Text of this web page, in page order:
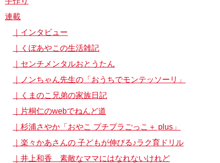
連載
｜インタビュー
｜くぼあやこの生活雑記
｜センチメンタルおとうたん
｜ノンちゃん先生の「おうちでモンテッソーリ」
｜くまのこ兄弟の家族日記
｜片桐仁のwebでねんど道
｜杉浦さやか「おやこ プチプラごっこ＋ plus」
｜楽々かあさんの 子どもが伸びる♪ラク育ドリル
｜井上和香 素敵なママにはなれないけれど